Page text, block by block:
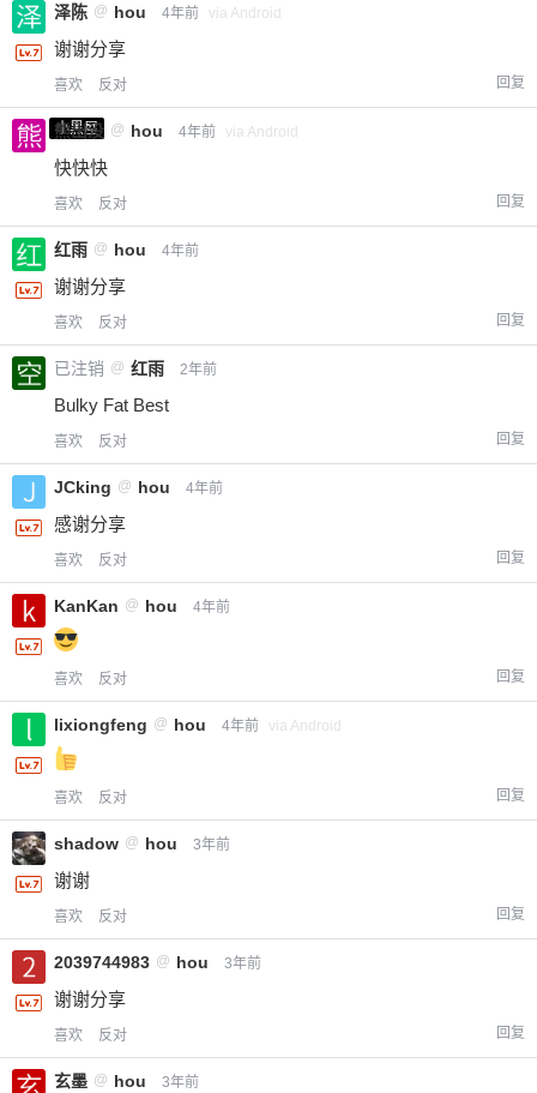
¥
泽陈 @ hou 4年前 via Android
谢谢分享
喜欢 反对 回复
小黑屋
熊出没 @ hou 4年前 via Android
快快快
喜欢 反对 回复
红雨 @ hou 4年前
谢谢分享
喜欢 反对 回复
已注销 @ 红雨 2年前
Bulky Fat Best
喜欢 反对 回复
JCking @ hou 4年前
感谢分享
喜欢 反对 回复
KanKan @ hou 4年前
喜欢 反对 回复
lixiongfeng @ hou 4年前 via Android
喜欢 反对 回复
shadow @ hou 3年前
谢谢
喜欢 反对 回复
2039744983 @ hou 3年前
谢谢分享
喜欢 反对 回复
玄墨 @ hou 3年前
您没有权限发布内容，请购买会员或者提升权
忘记密码？